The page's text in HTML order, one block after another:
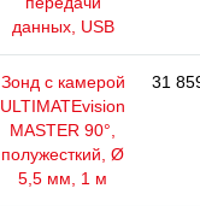
данных, USB
Зонд с камерой
ULTIMATEvision
MASTER 90°,
полужесткий, Ø
5,5 мм, 1 м
31